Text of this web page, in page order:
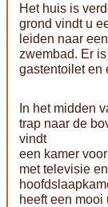
Het huis is
grond vindt u
leiden naar
zwembad. Er
gastentoilet en
In het midden
trap naar de
vindt
een kamer
met televisie
heeft een mooi